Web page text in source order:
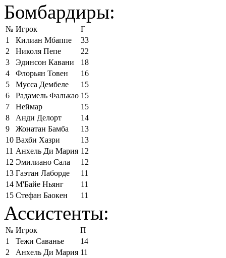
Бомбардиры:
№ Игрок
Г
1
Килиан Мбаппе
33
2
Николя Пепе
22
3
Эдинсон Кавани
18
4
Флорьян Товен
16
5
Мусса Дембеле
15
6
Радамель Фалькао 15
7
Неймар
15
8
Анди Делорт
14
9
Жонатан Бамба
13
10 Вахби Хазри
13
11 Анхель Ди Мария 12
12 Эмилиано Сала
12
13 Гаэтан Лаборде
11
14 М'Байе Ньянг
11
15 Стефан Баокен 11
Ассистенты:
№ Игрок
П
1
Тежи Саванье
14
2
Анхель Ди Мария 11